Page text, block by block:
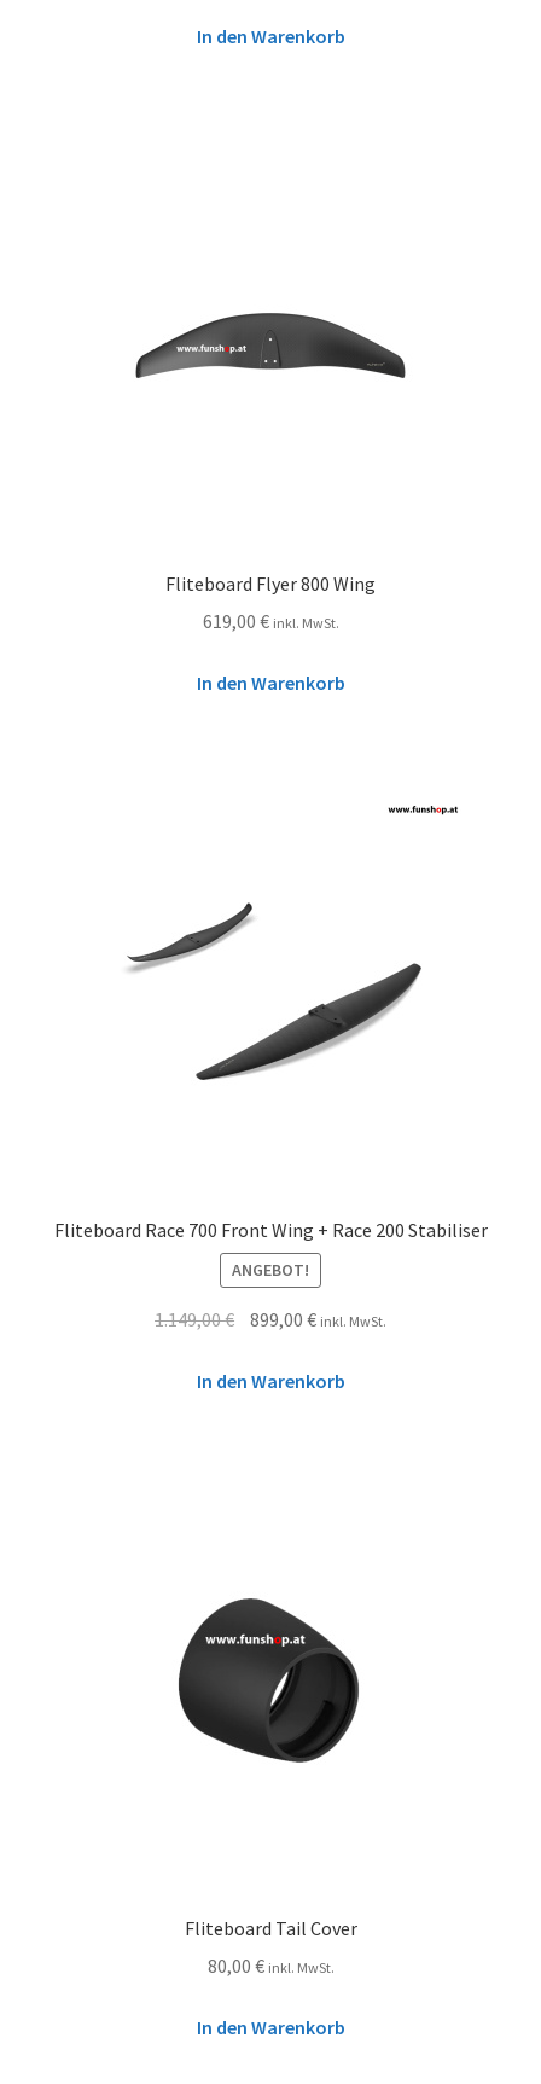
In den Warenkorb
Fliteboard Flyer 800 Wing
619,00 € inkl. MwSt.
In den Warenkorb
Fliteboard Race 700 Front Wing + Race 200 Stabiliser
ANGEBOT!
1.149,00€ 899,00 € inkl. MwSt.
In den Warenkorb
Fliteboard Tail Cover
80,00 € inkl. MwSt.
In den Warenkorb